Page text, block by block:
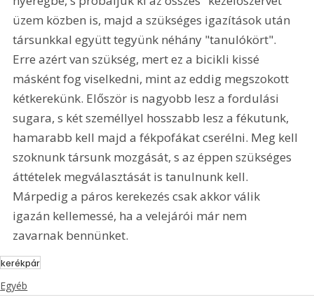
üzem közben is, majd a szükséges igazítások után
társunkkal együtt tegyünk néhány "tanulókört".
Erre azért van szükség, mert ez a bicikli kissé
másként fog viselkedni, mint az eddig megszokott
kétkerekünk. Először is nagyobb lesz a fordulási
sugara, s két személlyel hosszabb lesz a fékutunk,
hamarabb kell majd a fékpofákat cserélni. Meg kell
szoknunk társunk mozgását, s az éppen szükséges
áttételek megválasztását is tanulnunk kell.
Márpedig a páros kerekezés csak akkor válik
igazán kellemessé, ha a velejárói már nem
zavarnak bennünket.
kerékpár
Egyéb